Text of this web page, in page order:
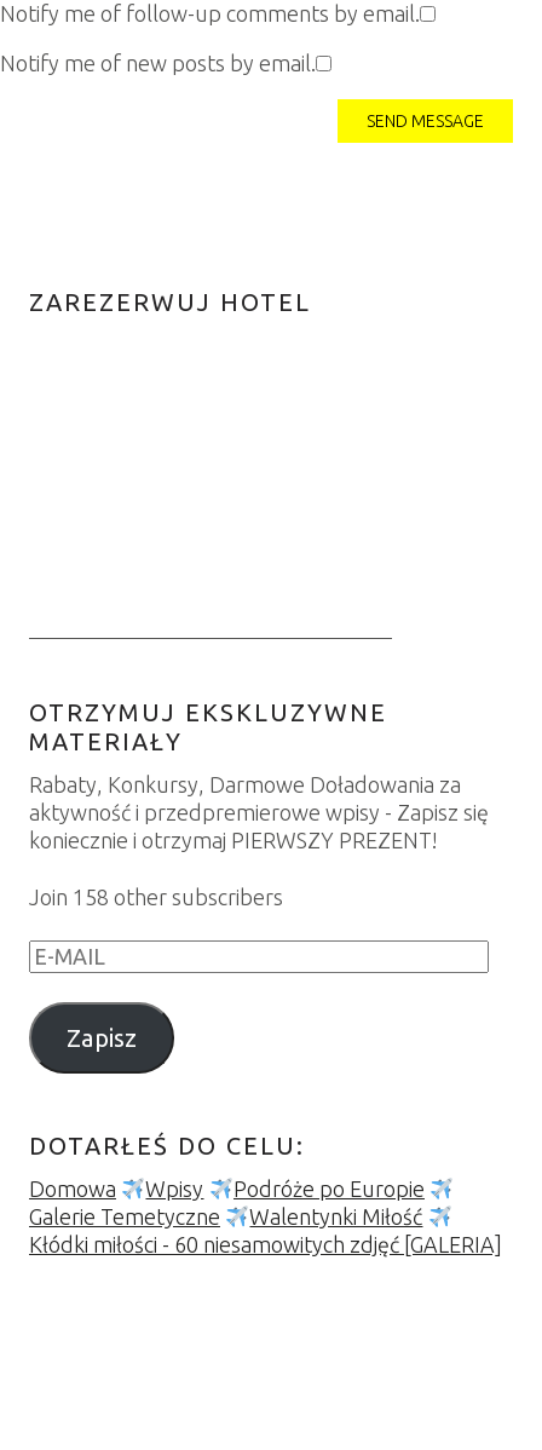
Notify me of follow-up comments by email.
Notify me of new posts by email.
ZAREZERWUJ HOTEL
OTRZYMUJ EKSKLUZYWNE
MATERIAŁY
Rabaty, Konkursy, Darmowe Doładowania za
aktywność i przedpremierowe wpisy - Zapisz się
koniecznie i otrzymaj PIERWSZY PREZENT!
Join 158 other subscribers
E
-
M
A
Zapisz
DOTARŁEŚ DO CELU:
Domowa Wpisy
Podróże po Europie
Galerie Temetyczne
Walentynki Miłość
Kłódki miłości - 60 niesamowitych zdjęć [GALERIA]